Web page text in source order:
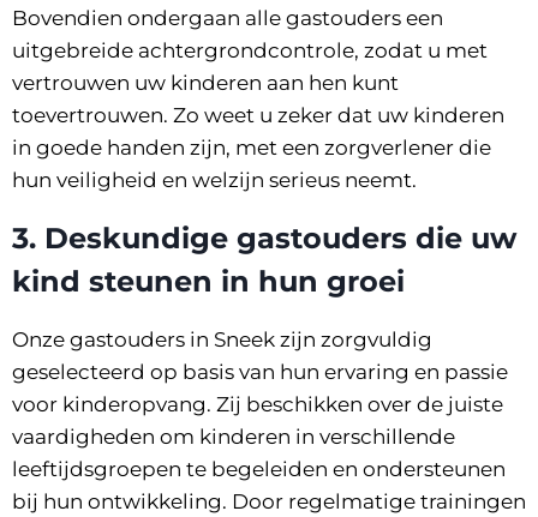
Bovendien ondergaan alle gastouders een
uitgebreide achtergrondcontrole, zodat u met
vertrouwen uw kinderen aan hen kunt
toevertrouwen. Zo weet u zeker dat uw kinderen
in goede handen zijn, met een zorgverlener die
hun veiligheid en welzijn serieus neemt.
3. Deskundige gastouders die uw
kind steunen in hun groei
Onze gastouders in Sneek zijn zorgvuldig
geselecteerd op basis van hun ervaring en passie
voor kinderopvang. Zij beschikken over de juiste
vaardigheden om kinderen in verschillende
leeftijdsgroepen te begeleiden en ondersteunen
bij hun ontwikkeling. Door regelmatige trainingen